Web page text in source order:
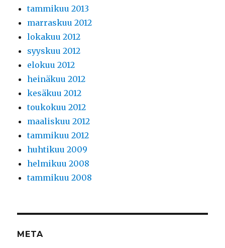
tammikuu 2013
marraskuu 2012
lokakuu 2012
syyskuu 2012
elokuu 2012
heinäkuu 2012
kesäkuu 2012
toukokuu 2012
maaliskuu 2012
tammikuu 2012
huhtikuu 2009
helmikuu 2008
tammikuu 2008
META